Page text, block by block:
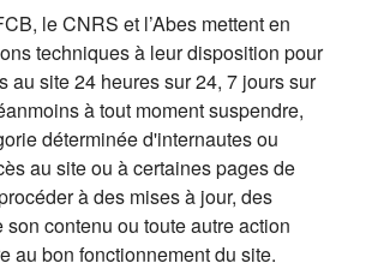
le CNRS et l’Abes mettent en
techniques à leur disposition pour
au site 24 heures sur 24, 7 jours sur
à tout moment suspendre,
déterminée d'internautes ou
au site ou à certaines pages de
à des mises à jour, des
contenu ou toute autre action
au bon fonctionnement du site.